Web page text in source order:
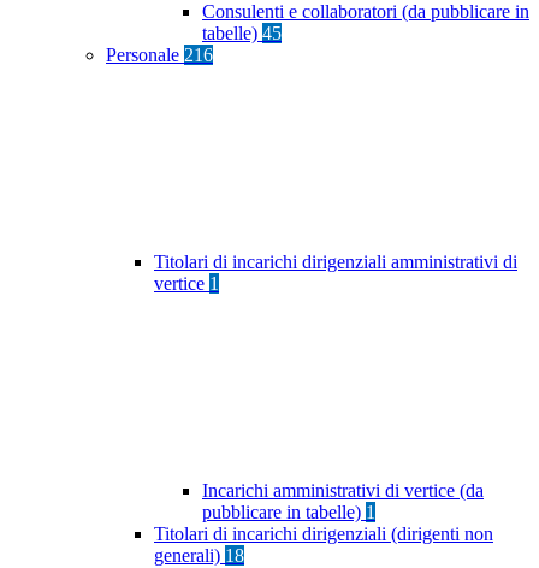
Consulenti e collaboratori (da pubblicare in
tabelle) 45
Personale 216
Titolari di incarichi dirigenziali amministrativi di
vertice 1
Incarichi amministrativi di vertice (da
pubblicare in tabelle) 1
Titolari di incarichi dirigenziali (dirigenti non
generali) 18